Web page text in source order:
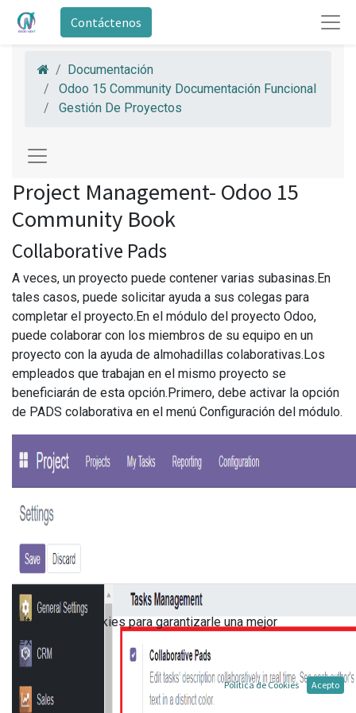
Contáctenos
Documentación
Odoo 15 Community Documentación Funcional
Gestión De Proyectos
Project Management- Odoo 15
Community Book
Collaborative Pads
A veces, un proyecto puede contener varias subasinas.En
tales casos, puede solicitar ayuda a sus colegas para
completar el proyecto.En el módulo del proyecto Odoo,
puede colaborar con los miembros de su equipo en un
proyecto con la ayuda de almohadillas colaborativas.Los
empleados que trabajan en el mismo proyecto se
beneficiarán de esta opción.Primero, debe activar la opción
de PADS colaborativa en el menú Configuración del módulo.
Utilizamos cookies para garantizarle una mejor
experiencia.
Política de Cookies Acepto